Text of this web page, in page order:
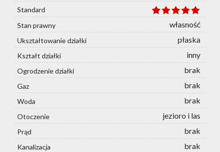
Standard
Stan prawny
własność
Ukształtowanie działki płaska
Kształt działki inny
Ogrodzenie działki brak
Gaz brak
Woda brak
Otoczenie jezioro i las
Prąd brak
Kanalizacja brak